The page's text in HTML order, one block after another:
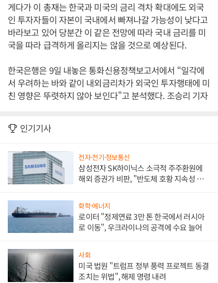
게다가 이 총재는 한국과 미국의 금리 격차 확대에도 외국
인 투자자들이 자본이 국내에서 빠져나갈 가능성이 낮다고
바라보고 있어 당분간 이 같은 전망에 따라 국내 금리를 미
국을 따라 급격하게 올리지는 않을 것으로 예상된다.
한국은행은 9일 내놓은 통화신용정책보고서에서 “일각에
서 우려하는 바와 같이 내외금리차가 외국인 투자행태에 미
친 영향은 뚜렷하지 않아 보인다”고 분석했다. 조승리 기자
인기기사
전자·전기·정보통신
삼성전자 SK하이닉스 소극적 주주환원에
해외 증권가 비판, "반도체 호황 지속성 의
화학·에너지
로이터 "정제연료 3만 톤 한국에서 러시아
로 이동", 우크라이나의 공격에 수요 늘어
사회
미국 법원 "트럼프 정부 풍력 프로젝트 동결
조치는 위법", 해제 명령 내려